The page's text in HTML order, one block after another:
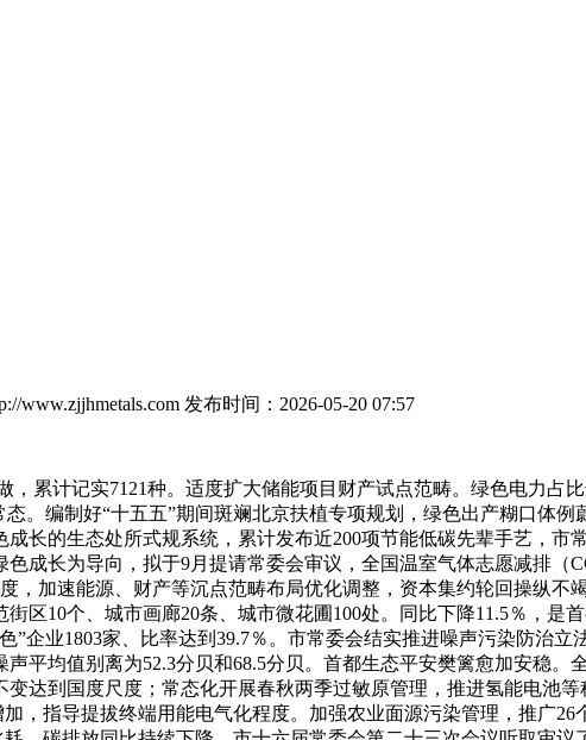
www.zjjhmetals.com 发布时间：2026-05-20 07:57
计记实7121种。适度扩大储能项目财产试点范畴。绿色电力占
。编制好“十五五”期间斑斓北京扶植专项规划，绿色出产糊口体例
长的生态处所式规系统，累计发布近200项节能低碳先辈手艺，市
成长为导向，拟于9月提请常委会审议，全国温室气体志愿减排（
，加速能源、财产等沉点范畴布局优化调整，资本集约轮回操纵不
区10个、城市画廊20条、城市微花圃100处。同比下降11.5％，是
企业1803家、比率达到39.7％。市常委会结实推进噪声污染防治
平均值别离为52.3分贝和68.5分贝。首都生态平安樊篱愈加安稳。
达到国度尺度；常态化开展春秋两季过敏原管理，推进氢能电池
，指导提拔终端用能电气化程度。加强农业面源污染管理，推广